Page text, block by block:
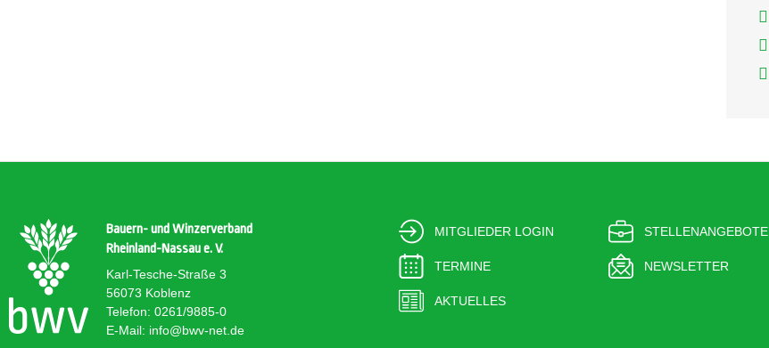
Bauern- und Winzerverband
Rheinland-Nassau e. V.
Karl-Tesche-Straße 3
56073 Koblenz
Telefon: 0261/9885-0
E-Mail: info@bwv-net.de
MITGLIEDER LOGIN
TERMINE
AKTUELLES
STELLENANGEBOTE
NEWSLETTER